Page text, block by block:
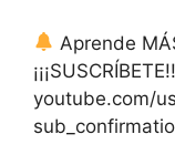
Aprende
youtube.com/